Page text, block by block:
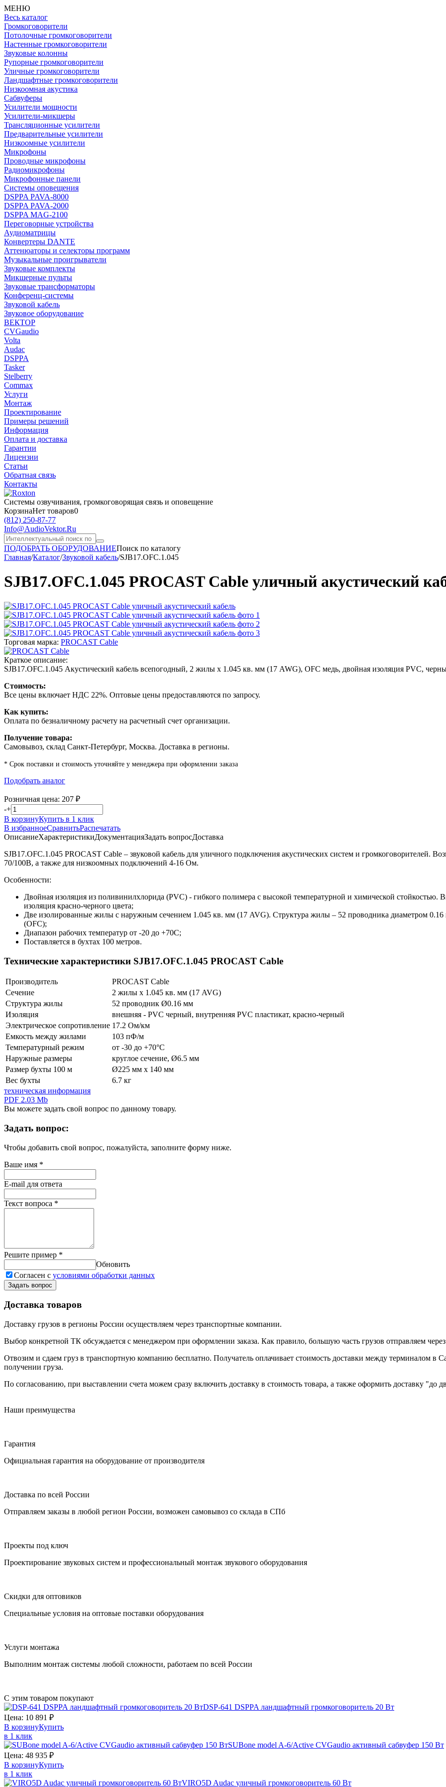
МЕНЮ
Весь каталог
Громкоговорители
Потолочные громкоговорители
Настенные громкоговорители
Звуковые колонны
Рупорные громкоговорители
Уличные громкоговорители
Ландшафтные громкоговорители
Низкоомная акустика
Сабвуферы
Усилители мощности
Усилители-микшеры
Трансляционные усилители
Предварительные усилители
Низкоомные усилители
Микрофоны
Проводные микрофоны
Радиомикрофоны
Микрофонные панели
Системы оповещения
DSPPA PAVA-8000
DSPPA PAVA-2000
DSPPA MAG-2100
Переговорные устройства
Аудиоматрицы
Конвертеры DANTE
Аттенюаторы и селекторы программ
Музыкальные проигрыватели
Звуковые комплекты
Микшерные пульты
Звуковые трансформаторы
Конференц-системы
Звуковой кабель
Звуковое оборудование
ВЕКТОР
CVGaudio
Volta
Audac
DSPPA
Tasker
Stelberry
Commax
Услуги
Монтаж
Проектирование
Примеры решений
Информация
Оплата и доставка
Гарантии
Лицензии
Статьи
Обратная связь
Контакты
Системы озвучивания, громкоговорящая связь и оповещение
КорзинаНет товаров0
(812) 250-87-77
Info@AudioVektor.Ru
ПОДОБРАТЬ ОБОРУДОВАНИЕПоиск по каталогу
Главная/Каталог/Звуковой кабель/SJB17.OFC.1.045
SJB17.OFC.1.045 PROCAST Cable уличный акустический
Торговая марка: PROCAST Cable
Краткое описание:
SJB17.OFC.1.045 Акустический кабель всепогодный, 2 жилы х 1.045 кв. мм (17 AWG), OFC медь, двойная изоляция PVC,
Стоимость:
Все цены включает НДС 22%. Оптовые цены предоставляются по запросу.
Как купить:
Оплата по безналичному расчету на расчетный счет организации.
Получение товара:
Самовывоз, склад Санкт-Петербург, Москва. Доставка в регионы.
* Срок поставки и стоимость уточняйте у менеджера при оформлении заказа
Подобрать аналог
Розничная цена: 207 ₽
-+
В корзинуКупить в 1 клик
В избранноеСравнитьРаспечатать
ОписаниеХарактеристикиДокументацияЗадать вопросДоставка
SJB17.OFC.1.045 PROCAST Cable – звуковой кабель для уличного подключения акустических систем и громкоговорителей.
70/100В, а также для низкоомных подключений 4-16 Ом.
Особенности:
Двойная изоляция из поливинилхлорида (PVC) - гибкого полимера с высокой температурной и химической
изоляция красно-черного цвета;
Две изолированные жилы с наружным сечением 1.045 кв. мм (17 AVG). Структура жилы – 52 проводника диаметром 0.16
(OFC);
Диапазон рабочих температур от -20 до +70С;
Поставляется в бухтах 100 метров.
Технические характеристики SJB17.OFC.1.045 PROCAST Cable
Производитель
PROCAST Cable
Сечение
2 жилы х 1.045 кв. мм (17 AVG)
Структура жилы
52 проводник Ø0.16 мм
Изоляция
внешняя - PVC черный, внутренняя PVC пластикат, красно-черный
Электрическое сопротивление 17.2 Ом/км
Емкость между жилами
103 пФ/м
Температурный режим
от -30 до +70°С
Наружные размеры
круглое сечение, Ø6.5 мм
Размер бухты 100 м
Ø225 мм х 140 мм
Вес бухты
6.7 кг
техническая информация
PDF 2.03 Mb
Вы можете задать свой вопрос по данному товару.
Задать вопрос:
Чтобы добавить свой вопрос, пожалуйста, заполните форму ниже.
Ваше имя *
E-mail для ответа
Текст вопроса *
Решите пример *
Обновить
Согласен с условиями обработки данных
Задать вопрос
Доставка товаров
Доставку грузов в регионы России осуществляем через транспортные компании.
Выбор конкретной ТК обсуждается с менеджером при оформлении заказа. Как правило, большую часть грузов отправляем
Отвозим и сдаем груз в транспортную компанию бесплатно. Получатель оплачивает стоимость доставки между терминалом в
получении груза.
По согласованию, при выставлении счета можем сразу включить доставку в стоимость товара, а также оформить доставку "до
Наши преимущества
Гарантия
Официальная гарантия на оборудование от производителя
Доставка по всей России
Отправляем заказы в любой регион России, возможен самовывоз со склада в СПб
Проекты под ключ
Проектирование звуковых систем и профессиональный монтаж звукового оборудования
Скидки для оптовиков
Специальные условия на оптовые поставки оборудования
Услуги монтажа
Выполним монтаж системы любой сложности, работаем по всей России
С этим товаром покупают
DSP-641 DSPPA ландшафтный громкоговоритель 20 Вт
Цена: 10 891 ₽
В корзинуКупить
в 1 клик
SUBone model A-6/Active CVGaudio активный сабвуфер 150 Вт
Цена: 48 935 ₽
В корзинуКупить
в 1 клик
VIRO5D Audac уличный громкоговоритель 60 Вт